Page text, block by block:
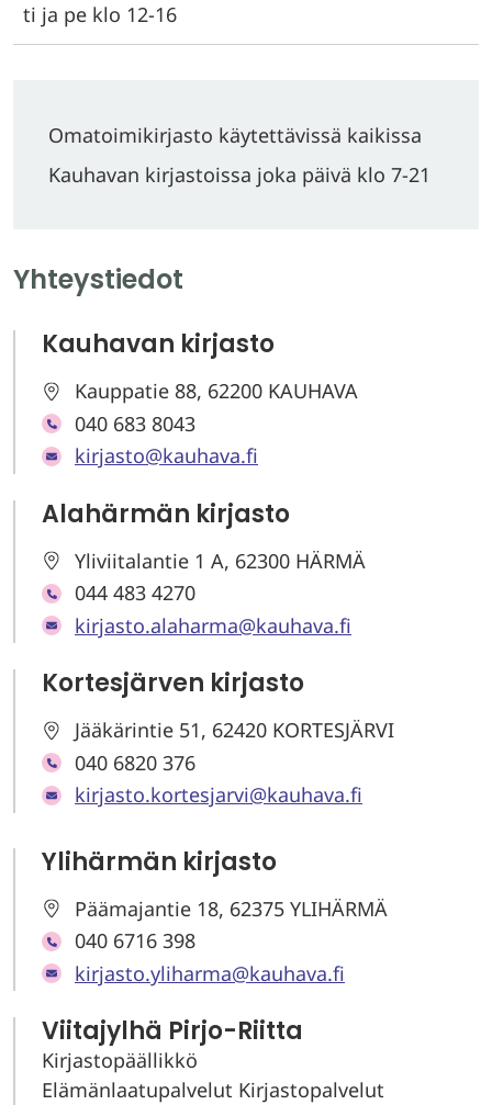
ti ja pe klo 12-16
Omatoimikirjasto käytettävissä kaikissa
Kauhavan kirjastoissa joka päivä klo 7-21
Yhteystiedot
Kauhavan kirjasto
Kauppatie 88, 62200 KAUHAVA
040 683 8043
kirjasto@kauhava.fi
Alahärmän kirjasto
Yliviitalantie 1 A, 62300 HÄRMÄ
044 483 4270
kirjasto.alaharma@kauhava.fi
Kortesjärven kirjasto
Jääkärintie 51, 62420 KORTESJÄRVI
040 6820 376
kirjasto.kortesjarvi@kauhava.fi
Ylihärmän kirjasto
Päämajantie 18, 62375 YLIHÄRMÄ
040 6716 398
kirjasto.yliharma@kauhava.fi
Viitajylhä Pirjo-Riitta
Kirjastopäällikkö
Elämänlaatupalvelut Kirjastopalvelut